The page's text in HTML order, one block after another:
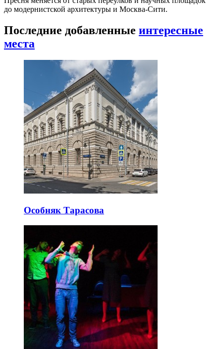
до модернистской архитектуры и Москва-Сити.
Последние добавленные интересные
места
Особняк Тарасова